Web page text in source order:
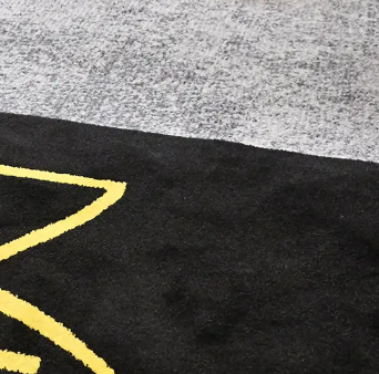
感染予防対策
用アンカースクリューを用いた矯正治療
めの方法
コルチコトミー（歯槽骨皮質骨切除術）